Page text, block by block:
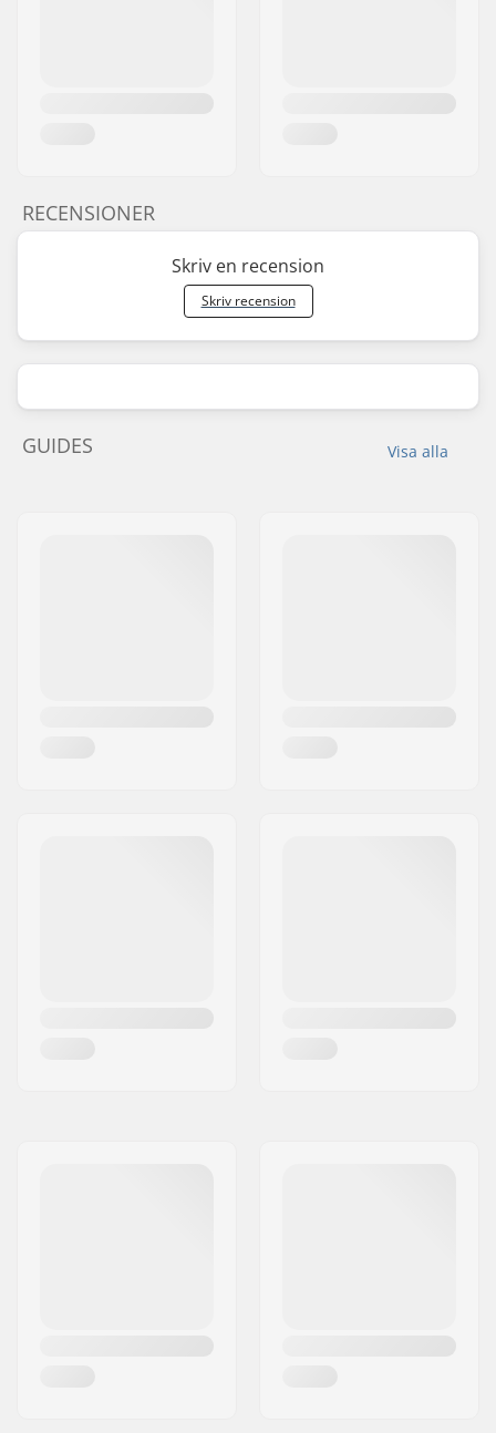
RECENSIONER
Skriv en recension
Skriv recension
Visa alla
GUIDES